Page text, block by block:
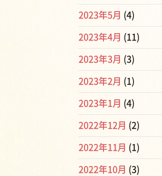
2023年5月 (4)
2023年4月 (11)
2023年3月 (3)
2023年2月 (1)
2023年1月 (4)
2022年12月 (2)
2022年11月 (1)
2022年10月 (3)